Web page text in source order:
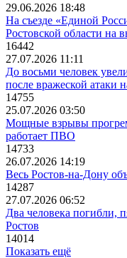
29.06.2026 18:48
На съезде «Единой
Ростовской области на
16442
27.07.2026 11:11
До восьми человек
после вражеской атаки
14755
25.07.2026 03:50
Мощные взрывы
работает ПВО
14733
26.07.2026 14:19
Весь Ростов-на-Дону
14287
27.07.2026 06:52
Два человека погибли,
Ростов
14014
Показать ещё